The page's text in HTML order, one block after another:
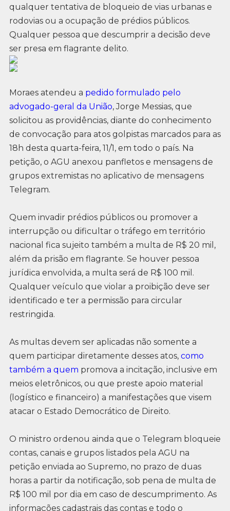
qualquer tentativa de bloqueio de vias urbanas e
rodovias ou a ocupação de prédios públicos.
Qualquer pessoa que descumprir a decisão deve
ser presa em flagrante delito.
Moraes atendeu a pedido formulado pelo
advogado-geral da União, Jorge Messias, que
solicitou as providências, diante do conhecimento
de convocação para atos golpistas marcados para as
18h desta quarta-feira, 11/1, em todo o país. Na
petição, o AGU anexou panfletos e mensagens de
grupos extremistas no aplicativo de mensagens
Telegram.
Quem invadir prédios públicos ou promover a
interrupção ou dificultar o tráfego em território
nacional fica sujeito também a multa de R$ 20 mil,
além da prisão em flagrante. Se houver pessoa
jurídica envolvida, a multa será de R$ 100 mil.
Qualquer veículo que violar a proibição deve ser
identificado e ter a permissão para circular
restringida.
As multas devem ser aplicadas não somente a
quem participar diretamente desses atos, como
também a quem promova a incitação, inclusive em
meios eletrônicos, ou que preste apoio material
(logístico e financeiro) a manifestações que visem
atacar o Estado Democrático de Direito.
O ministro ordenou ainda que o Telegram bloqueie
contas, canais e grupos listados pela AGU na
petição enviada ao Supremo, no prazo de duas
horas a partir da notificação, sob pena de multa de
R$ 100 mil por dia em caso de descumprimento. As
informações cadastrais das contas e todo o